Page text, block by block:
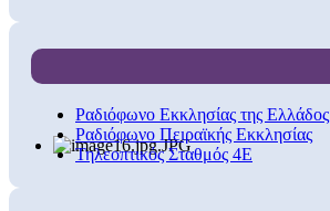
Ραδιόφωνο Εκκλησίας της Ελλάδος
Ραδιόφωνο Πειραϊκής Εκκλησίας
Τηλεοπτικός Σταθμός 4Ε